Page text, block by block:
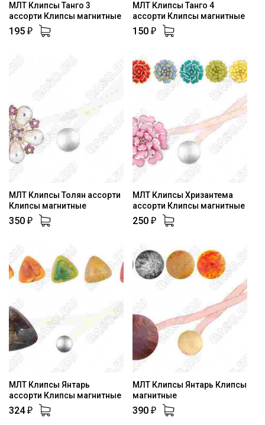
МЛТ Клипсы Танго 3
ассорти Клипсы магнитные
195 ₽
МЛТ Клипсы Танго 4
ассорти Клипсы магнитные
150 ₽
МЛТ Клипсы Толян ассорти
Клипсы магнитные
350 ₽
МЛТ Клипсы Хризантема
ассорти Клипсы магнитные
250 ₽
МЛТ Клипсы Янтарь
ассорти Клипсы магнитные
324 ₽
МЛТ Клипсы Янтарь Клипсы
магнитные
390 ₽